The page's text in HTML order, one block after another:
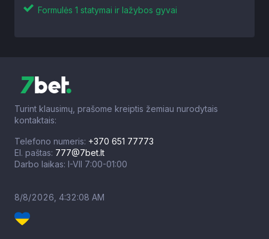
Formulės 1 statymai ir lažybos gyvai
Turint klausimų, prašome kreiptis žemiau nurodytais
kontaktais:
Telefono numeris: +370 651 77773
El. paštas: 777@7bet.lt
Darbo laikas: I-VII 7:00-01:00
8/8/2026, 4:32:09 AM